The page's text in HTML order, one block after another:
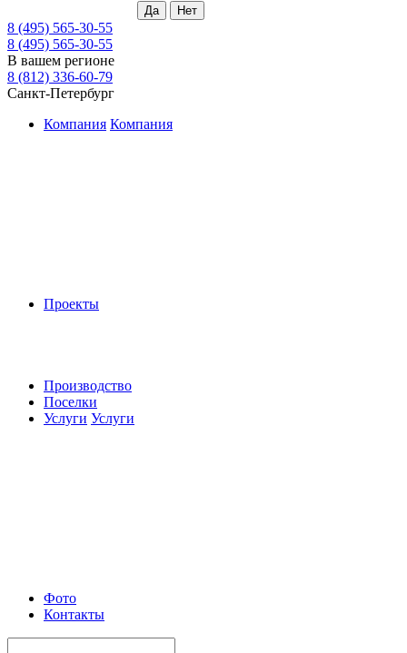
8 (495) 565-30-55
8 (495) 565-30-55
В вашем регионе
8 (812) 336-60-79
Санкт-Петербург
Компания Компания
Проекты
Производство
Поселки
Услуги Услуги
Фото
Контакты